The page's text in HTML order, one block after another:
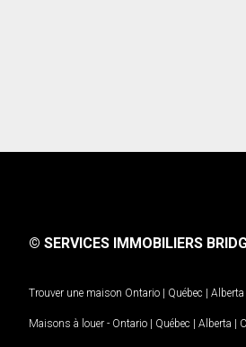
© SERVICES IMMOBILIERS
Trouver une maison Ontario | Québec | Alberta
Maisons à louer - Ontario | Québec | Alberta |